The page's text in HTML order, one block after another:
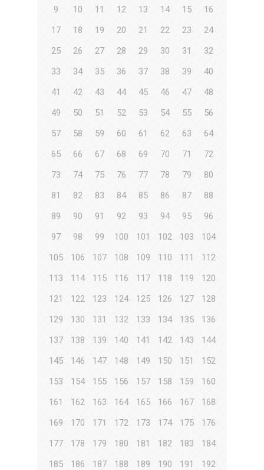
9 10 11 12 13 14 15
16
17
18 19 20 21 22 23
24
25
26 27 28 29 30 31
32
33
34 35 36 37 38 39
40
41
42 43 44 45 46 47
48
49
50 51 52 53 54 55
56
57
58 59 60 61 62 63
64
65
66 67 68 69 70 71
72
73
74 75 76 77 78 79
80
81
82 83 84 85 86 87
88
89
90 91 92 93 94 95
96
97
98 99 100 101 102 103
104
105
106 107 108 109 110 111
112
113
114 115 116 117 118 119
120
121
122 123 124 125 126 127
128
129
130 131 132 133 134 135
136
137
138 139 140 141 142 143
144
145
146 147 148 149 150 151
152
153
154 155 156 157 158 159
160
161
162 163 164 165 166 167
168
169
170 171 172 173 174 175
176
177
178 179 180 181 182 183
184
185
186 187 188 189 190 191
192